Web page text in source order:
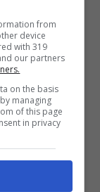
los atletas
se
Fue
de
60
además, las
y
from
device
with 319
our partners
on the basis
managing
of this page
in privacy